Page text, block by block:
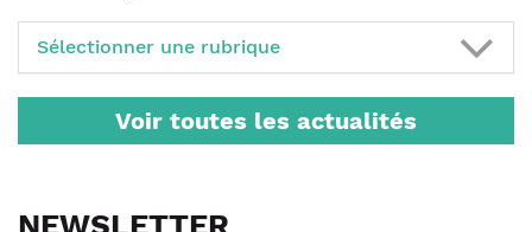
Sélectionner une rubrique
Voir toutes les actualités
NEWSLETTER